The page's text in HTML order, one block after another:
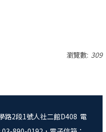
瀏覽數: 309
路2段1號人社二館D408 電